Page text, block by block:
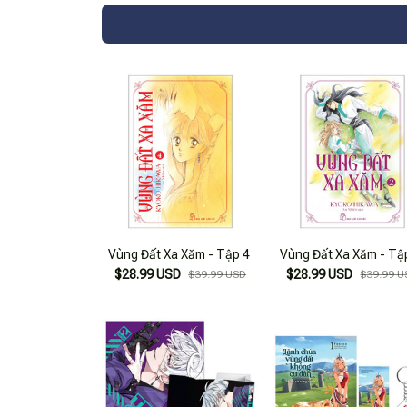
Vùng Đất Xa Xăm - Tập 4
$28.99 USD $39.99 USD
Vùng Đất Xa Xăm -
$28.99 USD
$39.99